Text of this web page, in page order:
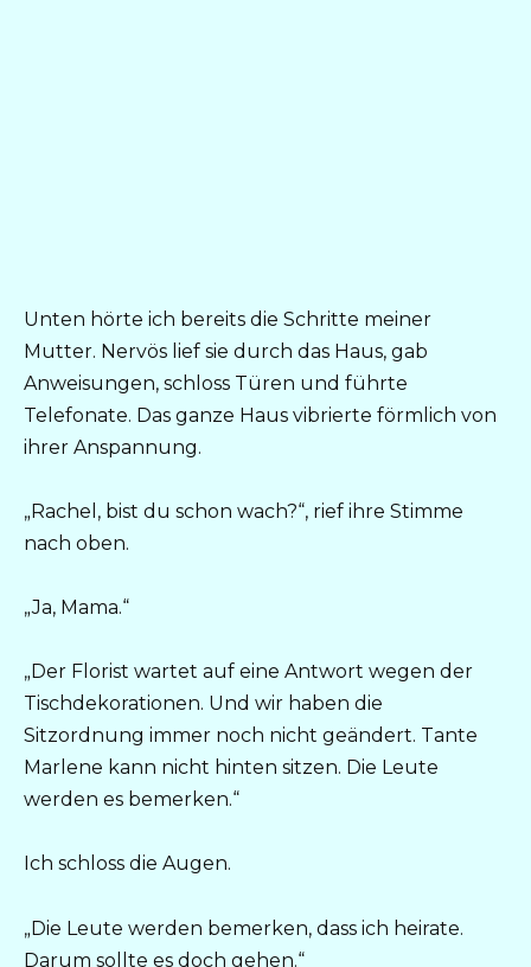
Unten hörte ich bereits die Schritte meiner
Mutter. Nervös lief sie durch das Haus, gab
Anweisungen, schloss Türen und führte
Telefonate. Das ganze Haus vibrierte förmlich von
ihrer Anspannung.
„Rachel, bist du schon wach?“, rief ihre Stimme
nach oben.
„Ja, Mama.“
„Der Florist wartet auf eine Antwort wegen der
Tischdekorationen. Und wir haben die
Sitzordnung immer noch nicht geändert. Tante
Marlene kann nicht hinten sitzen. Die Leute
werden es bemerken.“
Ich schloss die Augen.
„Die Leute werden bemerken, dass ich heirate.
Darum sollte es doch gehen.“